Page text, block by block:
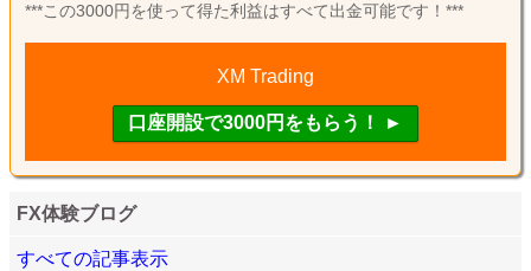
***この3000円を使って得た利益はすべて出金可能です！***
XM Trading
FX体験ブログ
すべての記事表示